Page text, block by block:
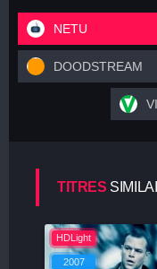
NETU
DOODSTREAM
TITRES
HDLight
2007